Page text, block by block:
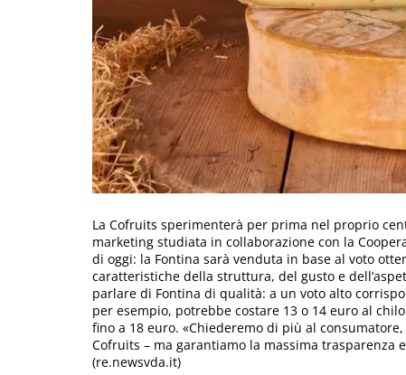
La Cofruits sperimenterà per prima nel proprio
marketing studiata in collaborazione con la
di oggi: la Fontina sarà venduta in base al voto
caratteristiche della struttura, del gusto e
parlare di Fontina di qualità: a un voto alto
per esempio, potrebbe costare 13 o 14 euro al
fino a 18 euro. «Chiederemo di più al
Cofruits – ma garantiamo la massima trasparenza
(re.newsvda.it)